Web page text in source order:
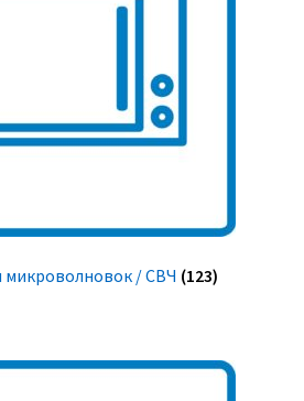
микроволновок / СВЧ (123)